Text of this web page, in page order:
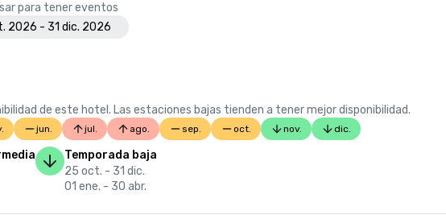
para tener eventos
2026 - 31 dic. 2026
de este hotel. Las estaciones bajas tienden a tener mejor disponibilidad.
jun. jul. ago. sep. oct. nov. dic.
Temporada baja
25 oct. - 31 dic.
01 ene. - 30 abr.